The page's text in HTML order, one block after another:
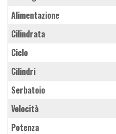
Alimentazione
Cilindrata
Ciclo
Cilindri
Serbatoio
Velocità
Potenza